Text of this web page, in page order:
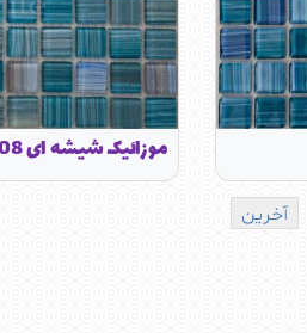
موزائیک شیشه ای C6BL0308
آخرین